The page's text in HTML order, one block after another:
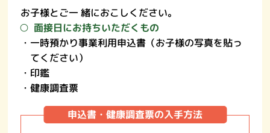
お子様とご一 緒におこしください。
面接日にお持ちいただくもの
・一時預かり事業利用申込書（お子様の写真を貼っ
てください）
・印鑑
・健康調査票
申込書・健康調査票の入手方法